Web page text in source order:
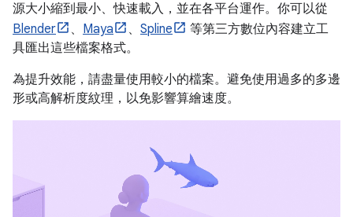
源大小縮到最小、快速載入，並在各平台運作。你可以從
Blender
、 Maya 、 Spline
等第三方數位內容建立工
具匯出這些檔案格式。
為提升效能，請盡量使用較小的檔案。避免使用過多的多邊
形或高解析度紋理，以免影響算繪速度。